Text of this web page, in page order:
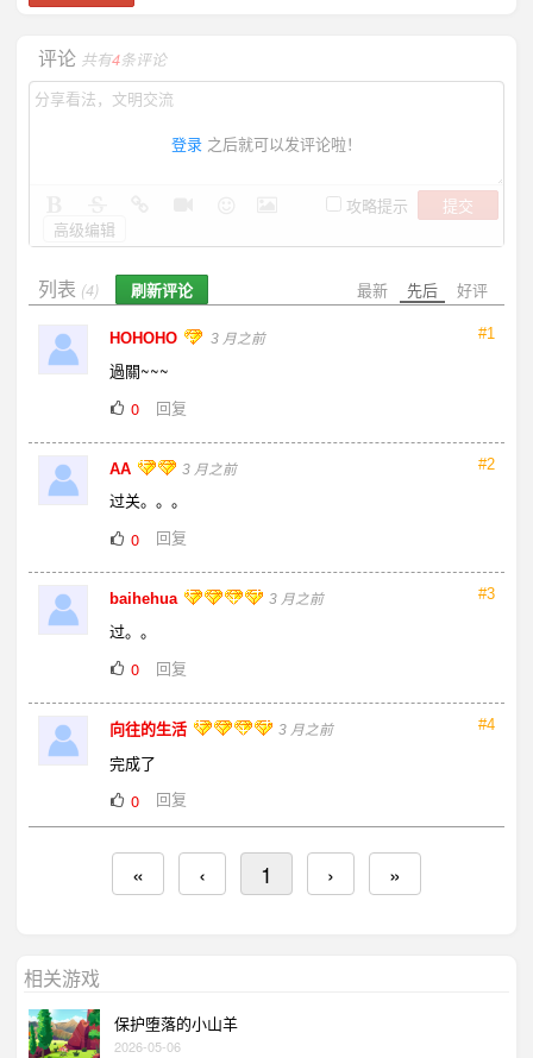
评论 共有4条评论
登录 之后就可以发评论啦！
攻略提示
提交
高级编辑
最新 先后 好评
列表 (4) 刷新评论
#1
HOHOHO 3 月之前
過關~~~
0
回复
#2
AA 3 月之前
过关。。。
0
回复
#3
baihehua 3 月之前
过。。
0
回复
#4
向往的生活 3 月之前
完成了
0
回复
« ‹ 1 › »
相关游戏
保护堕落的小山羊
2026-05-06